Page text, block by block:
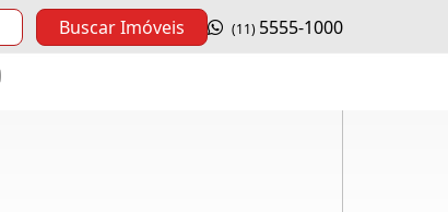
Buscar Imóveis (11) 5555-1000